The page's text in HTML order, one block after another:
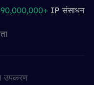
90,000,000+ IP संसाधन
उपकरण